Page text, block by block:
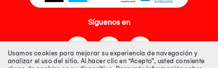
Síguenos en
Usamos cookies para mejorar su experiencia de navegación y
analizar el uso del sitio. Al hacer clic en “Acepto”, usted consiente